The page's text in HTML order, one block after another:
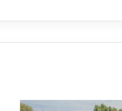
س